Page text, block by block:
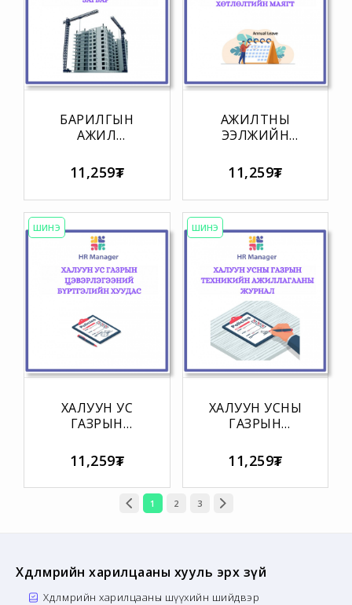
БАРИЛГЫН
АЖИЛ
ТООЦОО
НИЙЛСЭН
АКТЫН ЗАГВАР
11,259₮
АЖИЛТНЫ
ЭЭЛЖИЙН
ЦИКЛЬ
ХӨТЛӨЛТИЙН
МАЯГТ
11,259₮
ШИНЭ
ХАЛУУН УС
ГАЗРЫН
БҮРТГЭЛИЙН
ХУУДАС
11,259₮
ШИНЭ
ХАЛУУН УСНЫ
ГАЗРЫН
АЖИЛЛАГААНЫ
ЖУРНАЛ
11,259₮
1 2 3
Хөдөлмөрийн харилцааны хууль эрх зүй
Хөдөлмөрийн харилцааны шүүхийн шийдвэр